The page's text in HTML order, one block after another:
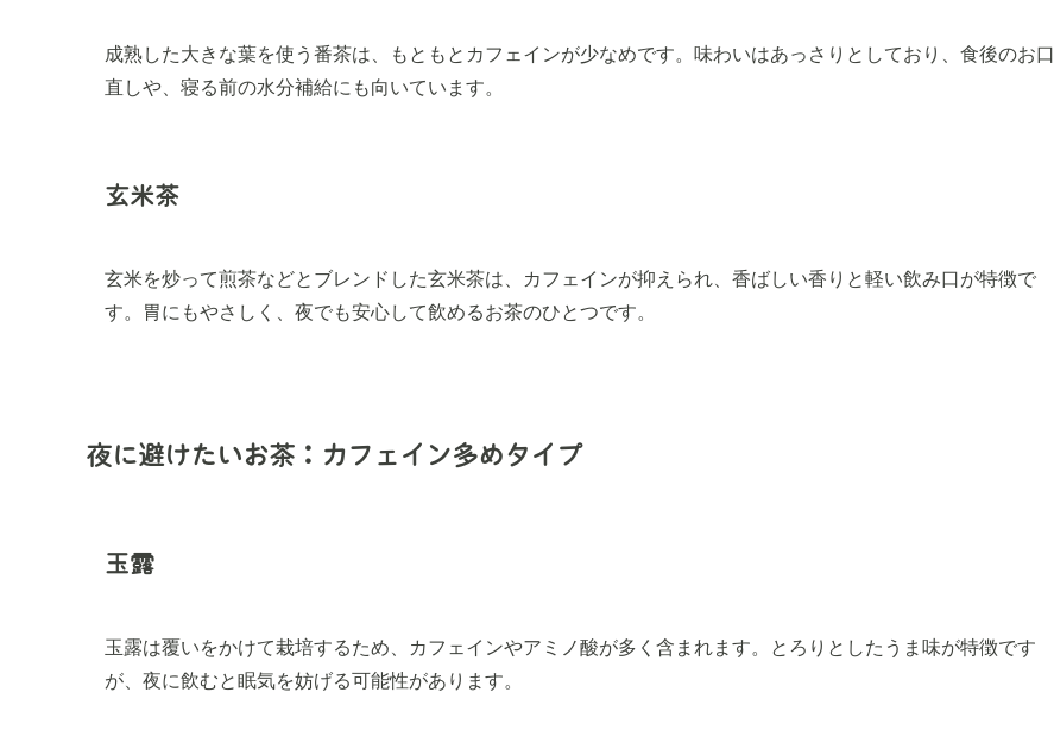
成熟した大きな葉を使う番茶は、もともとカフェインが少なめです。味わいはあっさりとしており、食後のお口
直しや、寝る前の水分補給にも向いています。
玄米茶
玄米を炒って煎茶などとブレンドした玄米茶は、カフェインが抑えられ、香ばしい香りと軽い飲み口が特徴で
す。胃にもやさしく、夜でも安心して飲めるお茶のひとつです。
夜に避けたいお茶：カフェイン多めタイプ
玉露
玉露は覆いをかけて栽培するため、カフェインやアミノ酸が多く含まれます。とろりとしたうま味が特徴です
が、夜に飲むと眠気を妨げる可能性があります。